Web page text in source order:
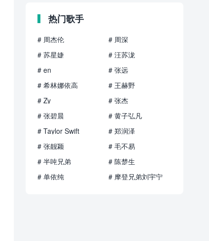
热门歌手
# 周杰伦
# 周深
# 苏星婕
# 汪苏泷
# en
# 张远
# 希林娜依高
# 王赫野
# Zy
# 张杰
# 张碧晨
# 黄子弘凡
# Taylor Swift
# 郑润泽
# 张靓颖
# 毛不易
# 半吨兄弟
# 陈楚生
# 单依纯
# 摩登兄弟刘宇宁